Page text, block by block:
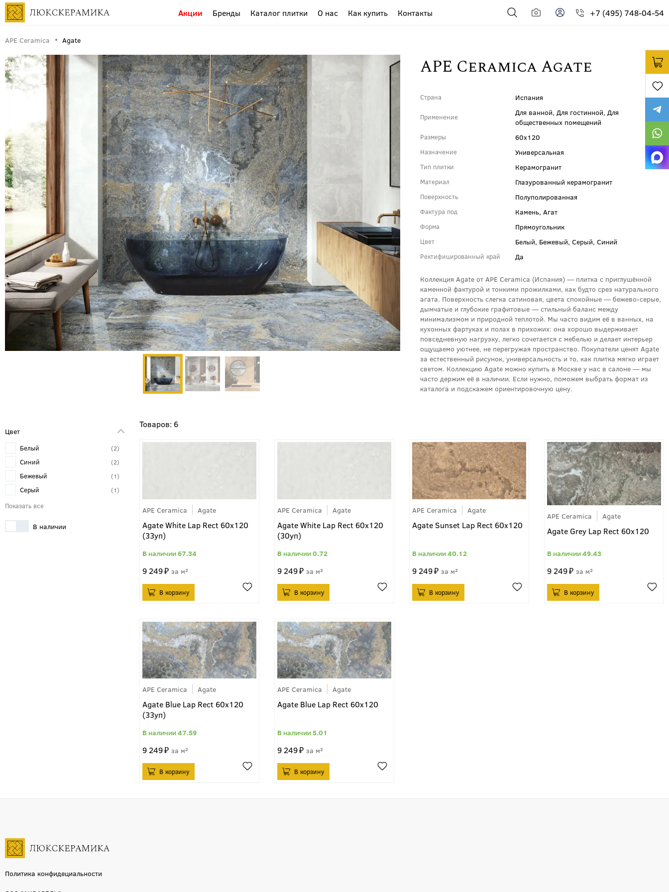
Акции Бренды Каталог плитки О нас Как купить Контакты +7 (495) 748-04-54
APE Ceramica Agate
APE Ceramica Agate
Страна Испания
Применение
Для ванной, Для гостинной, Для
общественных помещений
Размеры 60x120
Назначение Универсальная
Тип плитки Керамогранит
Материал Глазурованный керамогранит
Поверхность Полуполированная
Фактура под Камень, Агат
Форма Прямоугольник
Цвет Белый, Бежевый, Серый, Синий
Ректифицированный край Да
Коллекция Agate от APE Ceramica (Испания) — плитка с приглушённой
каменной фактурой и тонкими прожилками, как будто срез натурального
агата. Поверхность слегка сатиновая, цвета спокойные — бежево-серые,
дымчатые и глубокие графитовые — стильный баланс между
минимализмом и природной теплотой. Мы часто видим её в ванных, на
кухонных фартуках и полах в прихожих: она хорошо выдерживает
повседневную нагрузку, легко сочетается с мебелью и делает интерьер
ощущаемо уютнее, не перегружая пространство. Покупатели ценят Agate
за естественный рисунок, универсальность и то, как плитка мягко играет
светом. Коллекцию Agate можно купить в Москве у нас в салоне — мы
часто держим её в наличии. Если нужно, поможем выбрать формат из
каталога и подскажем ориентировочную цену.
Цвет
Белый 2
Синий 2
Бежевый 1
Серый 1
В наличии
6
APE Ceramica Agate
Agate White Lap Rect 60x120
(33уп)
67.34
9 249 м²
APE Ceramica Agate
Agate White Lap Rect 60x120
(30уп)
0.72
9 249 м²
APE Ceramica Agate
Agate Sunset Lap Rect 60x120
40.12
9 249 м²
APE Ceramica Agate
Agate Grey Lap Rect 60x120
49.43
9 249 м²
APE Ceramica Agate
Agate Blue Lap Rect 60x120
(33уп)
47.59
9 249 м²
APE Ceramica Agate
Agate Blue Lap Rect 60x120
5.01
9 249 м²
Политика конфидециальности